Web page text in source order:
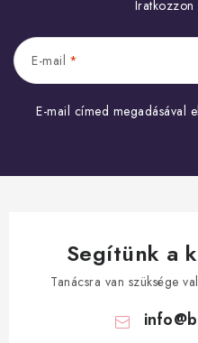
E-mail
E-mail címed megadásával
Segítünk a
Tanácsra van szüksége
info@